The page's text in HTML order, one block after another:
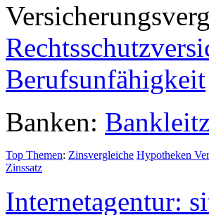
Berufsunfähigkeit
Banken:
Top Themen: Zinsvergleiche Hypotheken
Zinssatz
Internetagentur: